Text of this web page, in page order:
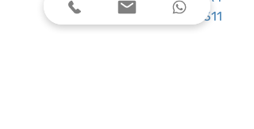
דגם: K-311